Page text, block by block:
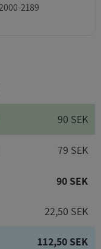
2189
90 SEK
79 SEK
90 SEK
22,50 SEK
112,50 SEK